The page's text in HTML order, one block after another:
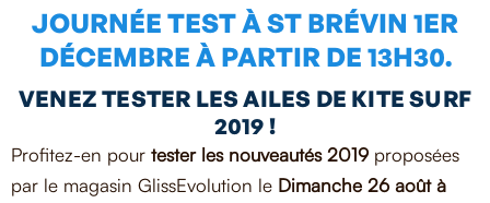
JOURNÉE TEST À ST BRÉVIN 1ER
DÉCEMBRE À PARTIR DE 13H30.
VENEZ TESTER LES AILES DE KITE SURF
2019 !
Profitez-en pour tester les nouveautés 2019 proposées
par le magasin GlissEvolution le Dimanche 26 août à